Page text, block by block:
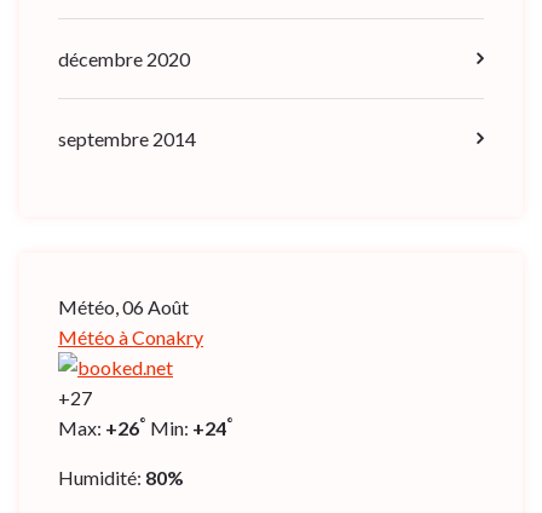
décembre 2020
septembre 2014
Météo, 06 Août
Météo à Conakry
+27
Max: +26° Min: +24°
Humidité: 80%